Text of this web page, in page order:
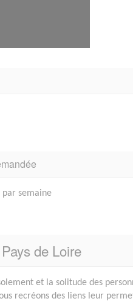
par semaine
de Loire
et la solitude des
recréons des liens leur